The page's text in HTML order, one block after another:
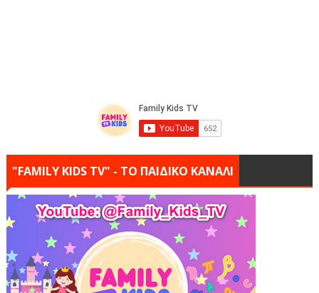
"FAMILY KIDS TV" - ΤΟ ΠΑΙΔΙΚΟ ΚΑΝΑΛΙ